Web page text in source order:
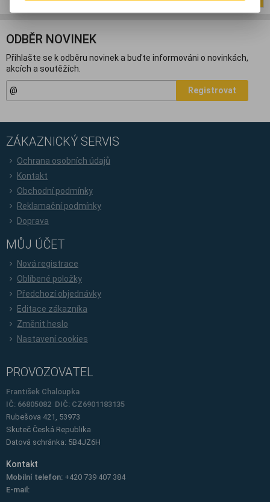
ODBĚR NOVINEK
Přihlašte se k odběru novinek a buďte informováni o novinkách,
akcích a soutěžích.
Registrovat
ZÁKAZNICKÝ SERVIS
Ochrana osobních údajů
Kontakt
Obchodní podmínky
Reklamační podmínky
Doprava
MŮJ ÚČET
Nová registrace
Oblíbené položky
Předchozí objednávky
Editace zákazníka
Změnit heslo
Nastavení cookies
PROVOZOVATEL
František Chaloupka
IČ: 66805082 DIČ: CZ6901183135
Rubešova 421, 53973
Skuteč Česká Republika
Datová schránka: 5B4JZ6H
Kontakt
Mobilní telefon: +420 739 407 384
E-mail: